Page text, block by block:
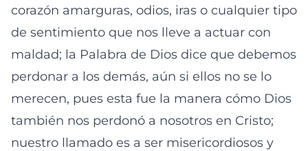
corazón amarguras, odios, iras o cualquier tipo
de sentimiento que nos lleve a actuar con
maldad; la Palabra de Dios dice que debemos
perdonar a los demás, aún si ellos no se lo
merecen, pues esta fue la manera cómo Dios
también nos perdonó a nosotros en Cristo;
nuestro llamado es a ser misericordiosos y